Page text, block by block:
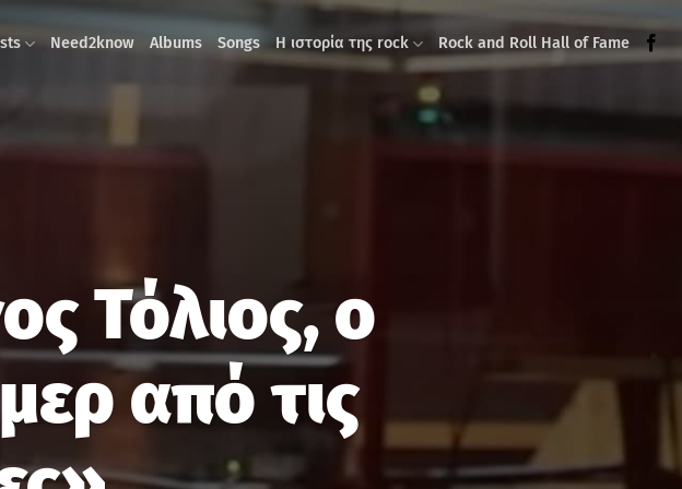
Need2know Albums Songs Η ιστορία της rock Rock and Roll Hall of Fame
Τόλιος, ο
από τις